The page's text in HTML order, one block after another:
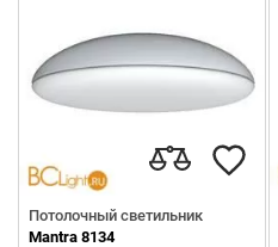
Потолочный светильник
Mantra 8134